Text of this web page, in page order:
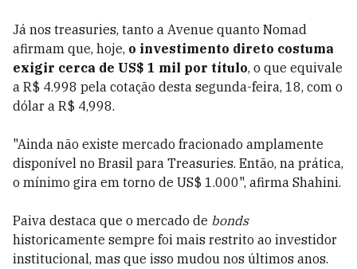
Já nos treasuries, tanto a Avenue quanto Nomad
afirmam que, hoje, o investimento direto costuma
exigir cerca de US$ 1 mil por título, o que equivale
a R$ 4.998 pela cotação desta segunda-feira, 18, com o
dólar a R$ 4,998.
"Ainda não existe mercado fracionado amplamente
disponível no Brasil para Treasuries. Então, na prática,
o mínimo gira em torno de US$ 1.000", afirma Shahini.
Paiva destaca que o mercado de bonds
historicamente sempre foi mais restrito ao investidor
institucional, mas que isso mudou nos últimos anos.